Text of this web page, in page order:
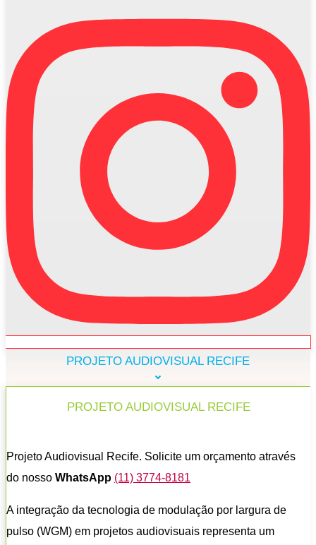
PROJETO AUDIOVISUAL RECIFE
PROJETO AUDIOVISUAL RECIFE
Projeto Audiovisual Recife. Solicite um orçamento através
do nosso WhatsApp (11) 3774-8181
A integração da tecnologia de modulação por largura de
pulso (WGM) em projetos audiovisuais representa um